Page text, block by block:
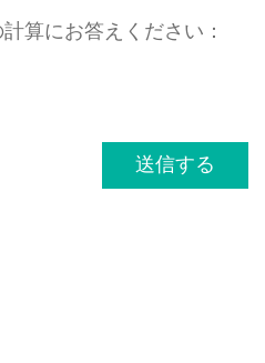
算にお答えください：